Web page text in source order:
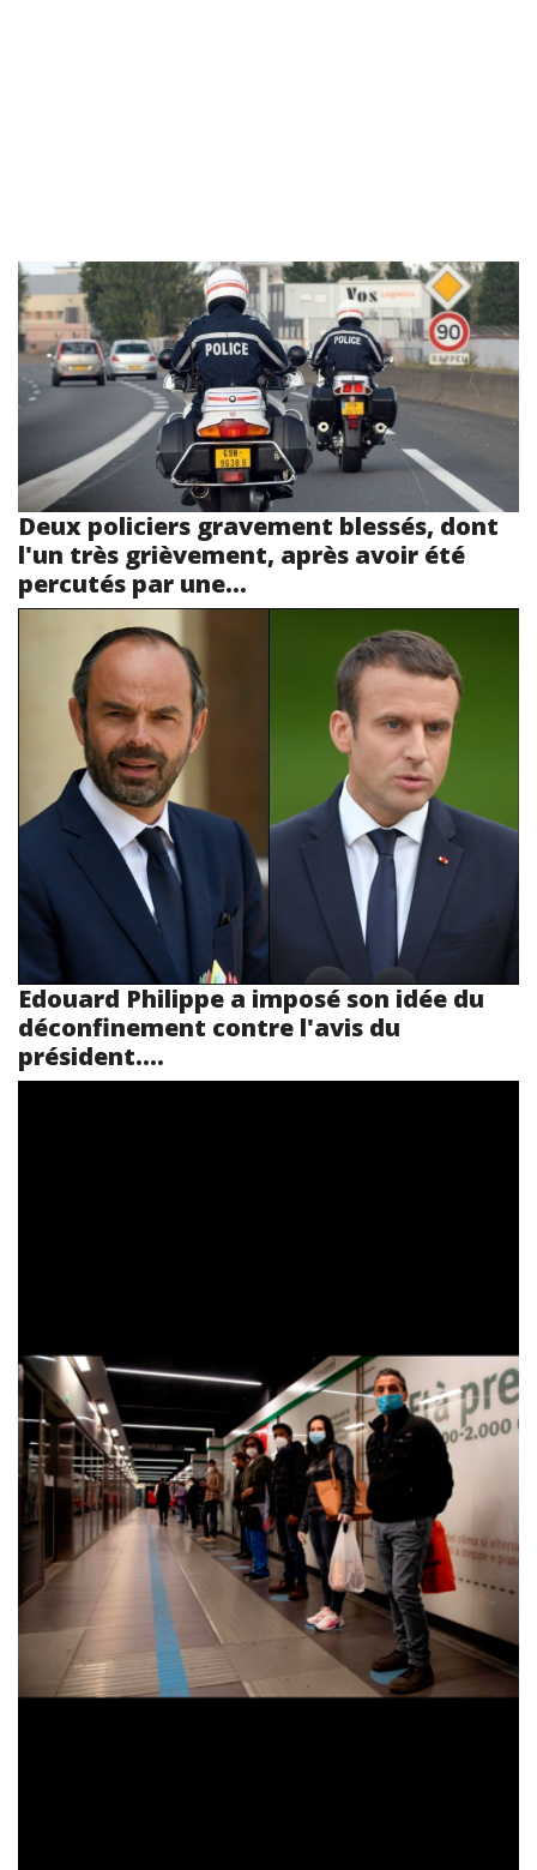
Deux policiers gravement blessés, dont
l'un très grièvement, après avoir été
percutés par une...
Edouard Philippe a imposé son idée du
déconfinement contre l'avis du
président....